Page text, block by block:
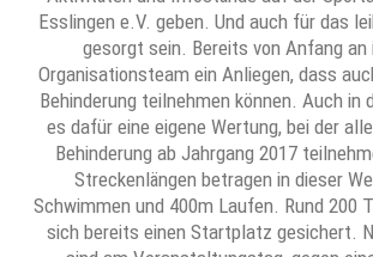
Esslingen e.V. geben. Und auch für das
gesorgt sein. Bereits von Anfang
Organisationsteam ein Anliegen, dass
Behinderung teilnehmen können. Auch in
es dafür eine eigene Wertung, bei der
Behinderung ab Jahrgang 2017
Streckenlängen betragen in dieser
Schwimmen und 400m Laufen. Rund 200
sich bereits einen Startplatz gesichert.